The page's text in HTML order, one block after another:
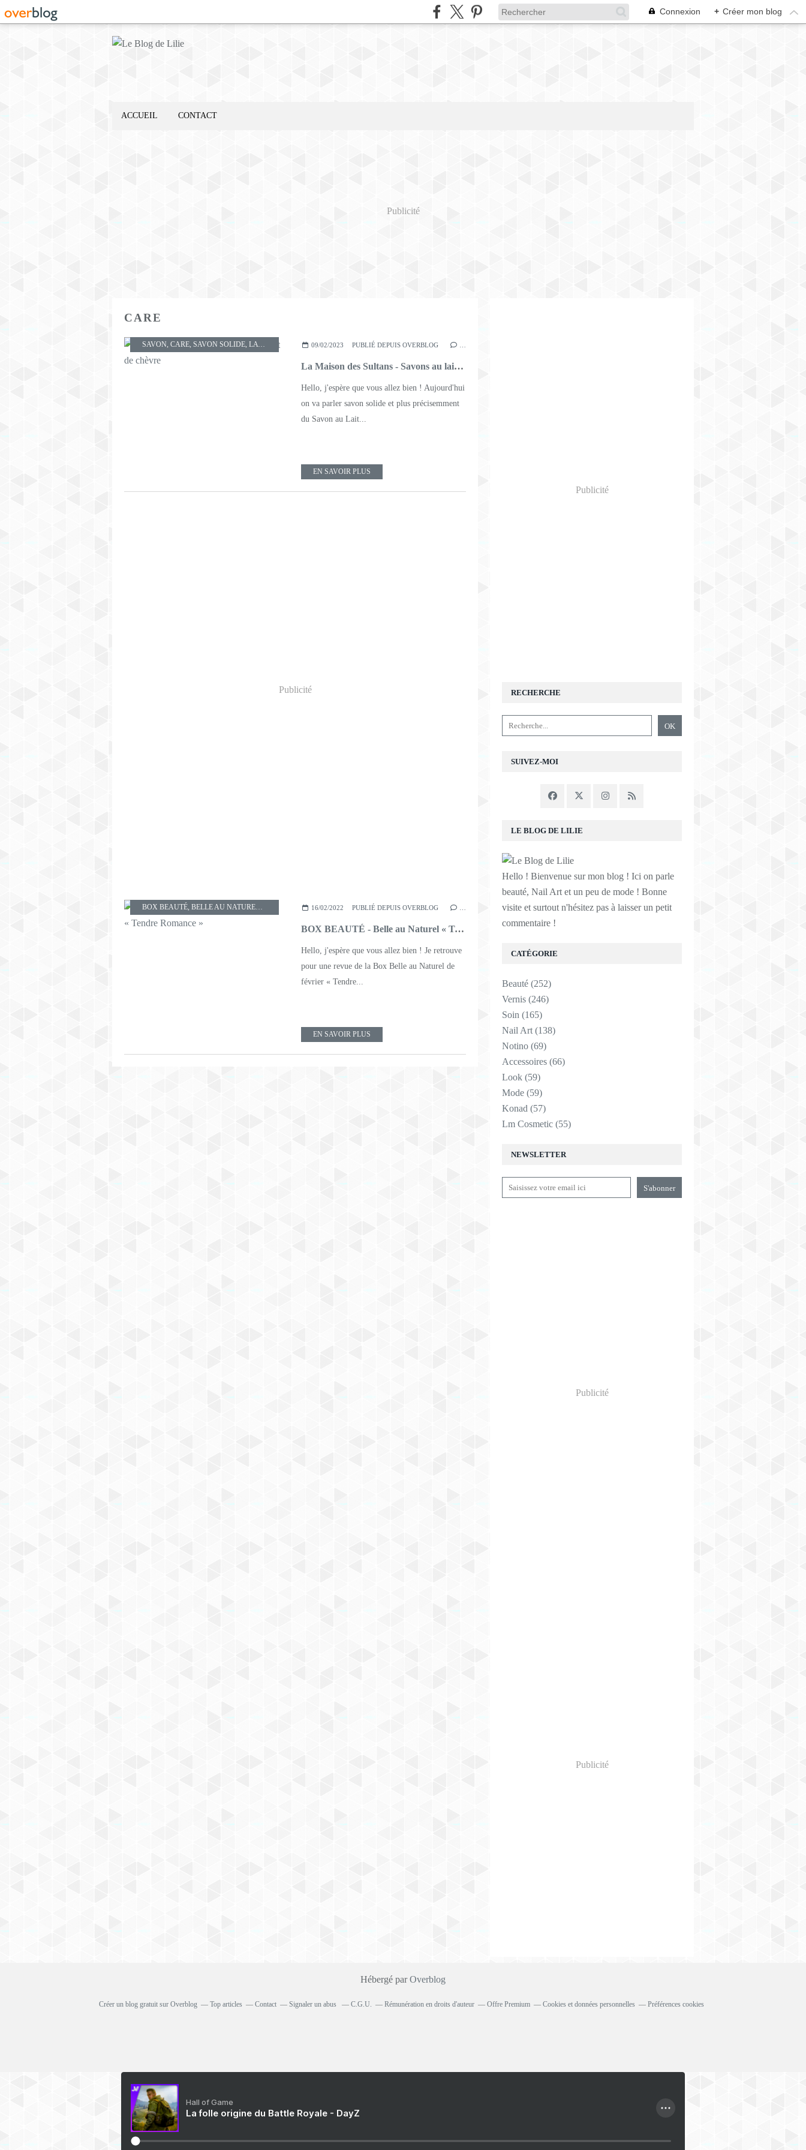
Connexion + Créer mon blog
ACCUEIL CONTACT
Publicité
CARE
SAVON CARE SAVON SOLIDE LA MAISON DES SULTANS ,SAVON AU LAIT DE CHÈVRE
09/02/2023 PUBLIÉ DEPUIS OVERBLOG
La Maison des Sultans - Savons au lait de chèvre
Hello, j'espère que vous allez bien ! Aujourd'hui
on va parler savon solide et plus précisemment
du Savon au Lait...
EN SAVOIR PLUS
Publicité
BOX BEAUTÉ BELLE AU NATUREL LOTION,SHAMPOING,SÉRUM,MASCARA,HUILE CORPS
16/02/2022 PUBLIÉ DEPUIS OVERBLOG
BOX BEAUTÉ - Belle au Naturel « Tendre Romance »
Hello, j'espère que vous allez bien ! Je retrouve
pour une revue de la Box Belle au Naturel de
février « Tendre...
EN SAVOIR PLUS
Publicité
NEWSLETTER
SUIVEZ-MOI
RECHERCHE
LE BLOG DE LILIE
Hello ! Bienvenue sur mon blog ! Ici on parle
beauté, Nail Art et un peu de mode ! Bonne
visite et surtout n'hésitez pas à laisser un petit
commentaire !
Publicité
CATÉGORIE
Beauté (252)
Vernis (246)
Soin (165)
Nail Art (138)
Notino (69)
Accessoires (66)
Look (59)
Mode (59)
Konad (57)
Lm Cosmetic (55)
Publicité
Hébergé parOverblog
Créer un blog gratuit sur Overblog Top articles Contact Signaler un abus C.G.U. Rémunération en droits d'auteur Offre Premium Cookies et données personnelles Préférences cookies
Hall of Game
La folle origine du Battle Royale - DayZ